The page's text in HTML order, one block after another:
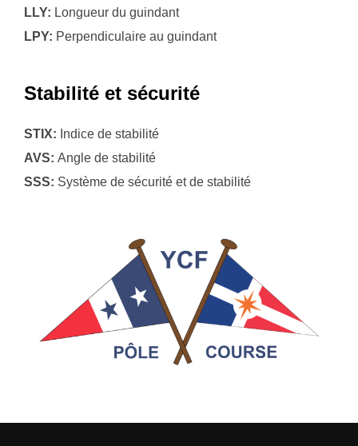
LLY: Longueur du guindant
LPY: Perpendiculaire au guindant
Stabilité et sécurité
STIX: Indice de stabilité
AVS: Angle de stabilité
SSS: Système de sécurité et de stabilité